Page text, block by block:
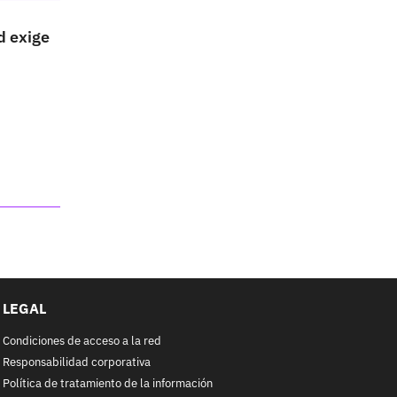
exige
LEGAL
Condiciones de acceso a la red
Responsabilidad corporativa
Política de tratamiento de la información